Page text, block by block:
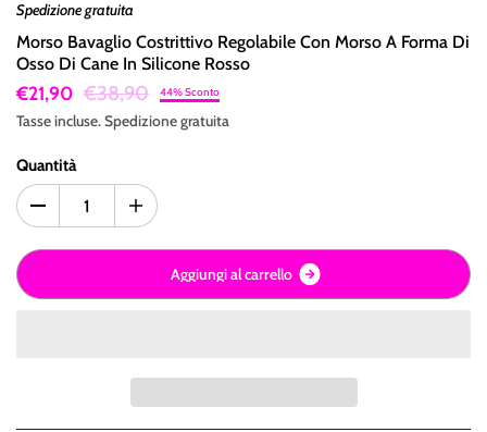
Spedizione gratuita
Morso Bavaglio Costrittivo Regolabile Con Morso A Forma Di
Osso Di Cane In Silicone Rosso
€21,90 €38,90 44% Sconto
Tasse incluse.Spedizionegratuita
Quantità
Aggiungialcarrello